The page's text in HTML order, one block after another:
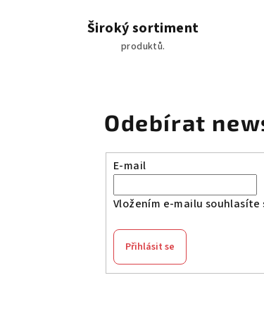
Široký sortiment
produktů.
Odebírat
E-mail
Vložením e-mailu souhlasíte
Přihlásit se